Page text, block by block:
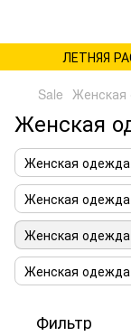
ЛЕТНЯЯ
Sale Женская
Женская
Женская
Женская
Женская
Женская
Фильтр